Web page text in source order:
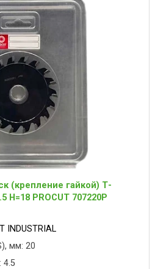
(крепление гайкой) Т-
H=18 PROCUT 707220P
INDUSTRIAL
мм: 20
4.5